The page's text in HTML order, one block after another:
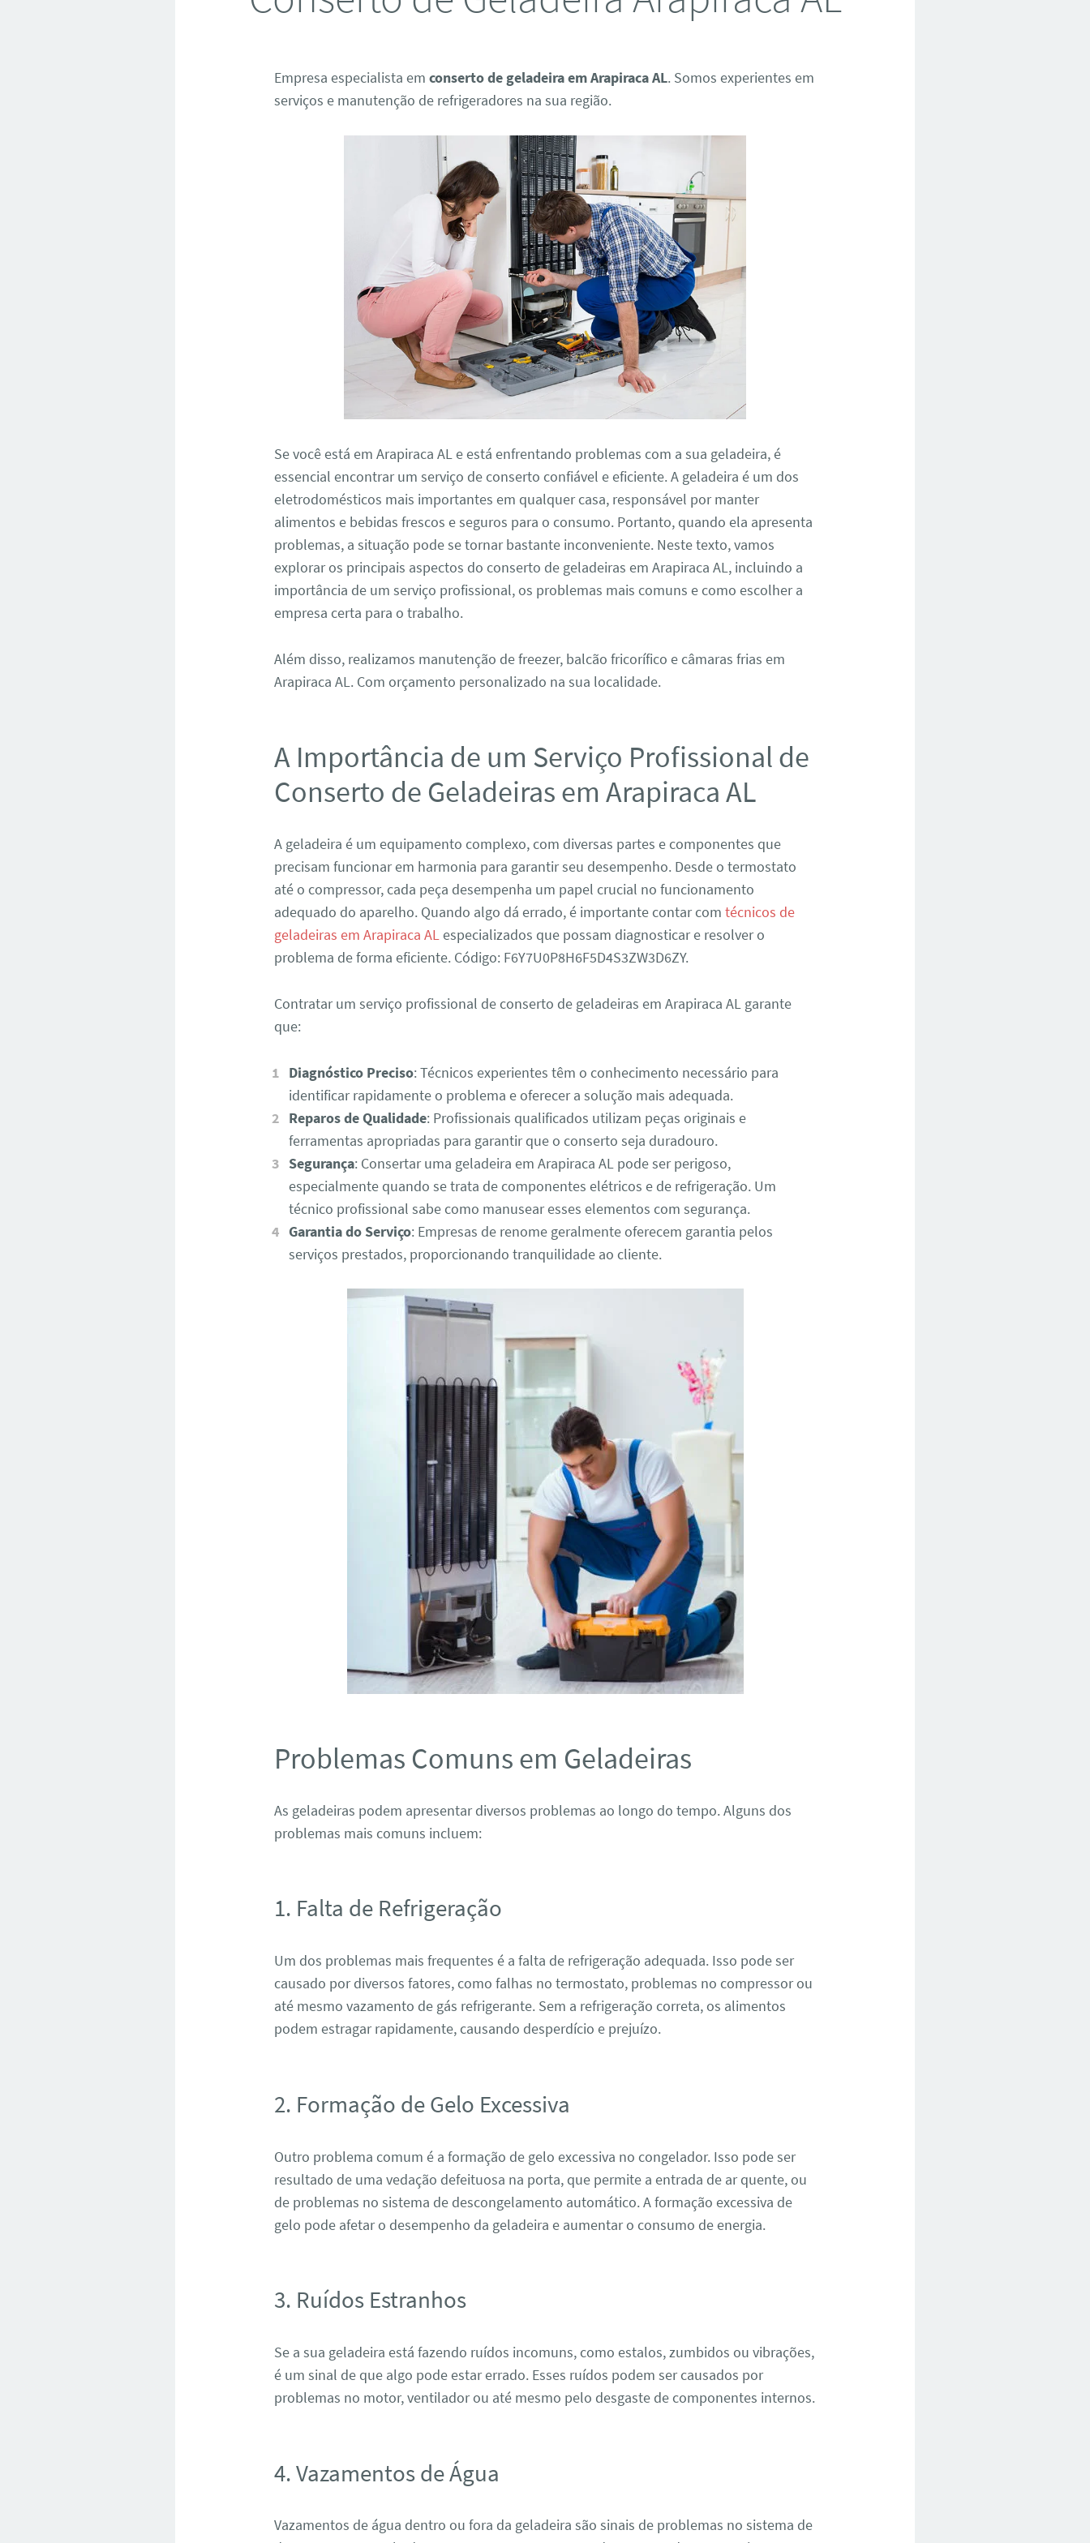
Empresa especialista emconserto de geladeira em Arapiraca AL. Somos experientes em
serviços e manutenção de refrigeradores na sua região.
Se você está em Arapiraca AL e está enfrentando problemas com a sua geladeira, é
essencial encontrar um serviço de conserto confiável e eficiente. A geladeira é um dos
eletrodomésticos mais importantes em qualquer casa, responsável por manter
alimentos e bebidas frescos e seguros para o consumo. Portanto, quando ela apresenta
problemas, a situação pode se tornar bastante inconveniente. Neste texto, vamos
explorar os principais aspectos do conserto de geladeiras em Arapiraca AL, incluindo a
importância de um serviço profissional, os problemas mais comuns e como escolher a
empresa certa para o trabalho.
Além disso, realizamos manutenção de freezer, balcão fricorífico e câmaras frias em
Arapiraca AL. Com orçamento personalizado na sua localidade.
A Importância de um Serviço Profissional de
Conserto de Geladeiras em Arapiraca AL
A geladeira é um equipamento complexo, com diversas partes e componentes que
precisam funcionar em harmonia para garantir seu desempenho. Desde o termostato
até o compressor, cada peça desempenha um papel crucial no funcionamento
adequado do aparelho. Quando algo dá errado, é importante contar comtécnicos de
geladeiras em Arapiraca ALespecializados que possam diagnosticar e resolver o
problema de forma eficiente. Código: F6Y7U0P8H6F5D4S3ZW3D6ZY.
Contratar um serviço profissional de conserto de geladeiras em Arapiraca AL garante
que:
Diagnóstico Preciso: Técnicos experientes têm o conhecimento necessário para
identificar rapidamente o problema e oferecer a solução mais adequada.
Reparos de Qualidade: Profissionais qualificados utilizam peças originais e
ferramentas apropriadas para garantir que o conserto seja duradouro.
Segurança: Consertar uma geladeira em Arapiraca AL pode ser perigoso,
especialmente quando se trata de componentes elétricos e de refrigeração. Um
técnico profissional sabe como manusear esses elementos com segurança.
Garantia do Serviço: Empresas de renome geralmente oferecem garantia pelos
serviços prestados, proporcionando tranquilidade ao cliente.
Problemas Comuns em Geladeiras
As geladeiras podem apresentar diversos problemas ao longo do tempo. Alguns dos
problemas mais comuns incluem:
1. Falta de Refrigeração
Um dos problemas mais frequentes é a falta de refrigeração adequada. Isso pode ser
causado por diversos fatores, como falhas no termostato, problemas no compressor ou
até mesmo vazamento de gás refrigerante. Sem a refrigeração correta, os alimentos
podem estragar rapidamente, causando desperdício e prejuízo.
2. Formação de Gelo Excessiva
Outro problema comum é a formação de gelo excessiva no congelador. Isso pode ser
resultado de uma vedação defeituosa na porta, que permite a entrada de ar quente, ou
de problemas no sistema de descongelamento automático. A formação excessiva de
gelo pode afetar o desempenho da geladeira e aumentar o consumo de energia.
3. Ruídos Estranhos
Se a sua geladeira está fazendo ruídos incomuns, como estalos, zumbidos ou vibrações,
é um sinal de que algo pode estar errado. Esses ruídos podem ser causados por
problemas no motor, ventilador ou até mesmo pelo desgaste de componentes internos.
4. Vazamentos de Água
Vazamentos de água dentro ou fora da geladeira são sinais de problemas no sistema de